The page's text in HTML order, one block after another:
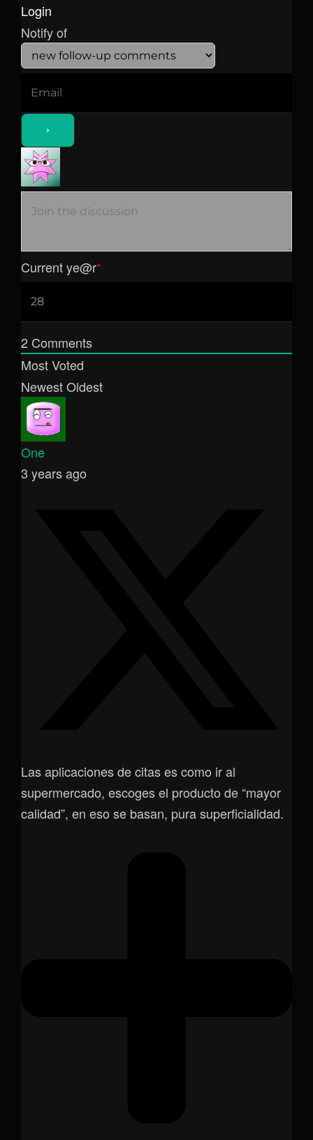
Login
Notify of
Current ye@r*
2 Comments
Most Voted
NewestOldest
One
3 years ago
Las aplicaciones de citas es como ir al
supermercado, escoges el producto de “mayor
calidad”, en eso se basan, pura superficialidad.